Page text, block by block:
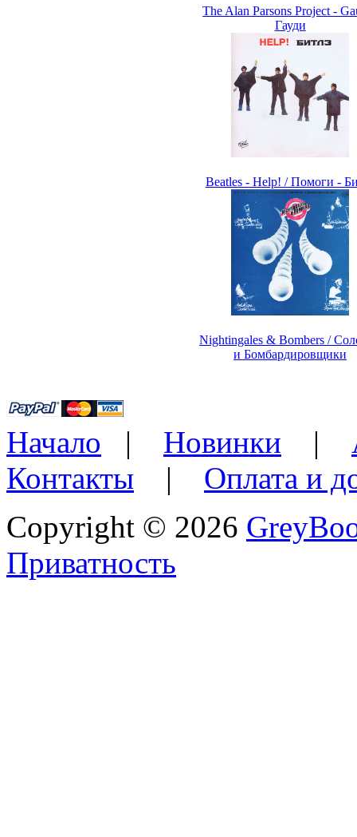
The Alan Parsons Project -
Гауди
Beatles - Help! / Помоги -
Nightingales & Bombers /
и Бомбардировщики
Начало | Новинки |
Контакты | Оплата и
Copyright © 2026
Приватность